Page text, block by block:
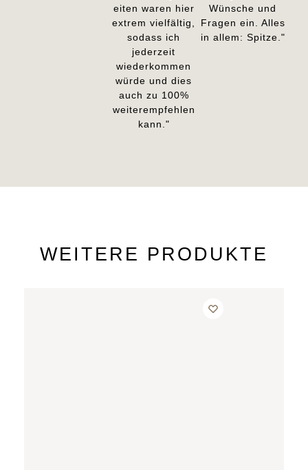
eiten waren hier
extrem vielfältig,
sodass ich
jederzeit
wiederkommen
würde und dies
auch zu 100%
weiterempfehlen
kann."
Wünsche und
Fragen ein. Alles
in allem: Spitze."
WEITERE PRODUKTE